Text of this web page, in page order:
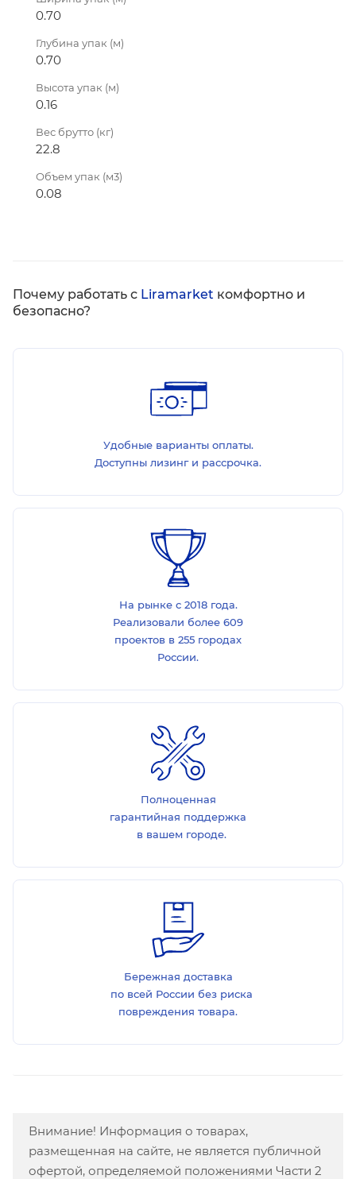
0.70
Глубина упак (м)
0.70
Высота упак (м)
0.16
Вес брутто (кг)
22.8
Объем упак (м3)
0.08
Почему работать с Liramarket комфортно и
безопасно?
Удобные варианты оплаты.
Доступны лизинг и рассрочка.
На рынке с 2018 года.
Реализовали более 609
проектов в 255 городах
России.
Полноценная
гарантийная поддержка
в вашем городе.
Бережная доставка
по всей России без риска
повреждения товара.
Внимание! Информация о товарах,
размещенная на сайте, не является публичной
офертой, определяемой положениями Части 2